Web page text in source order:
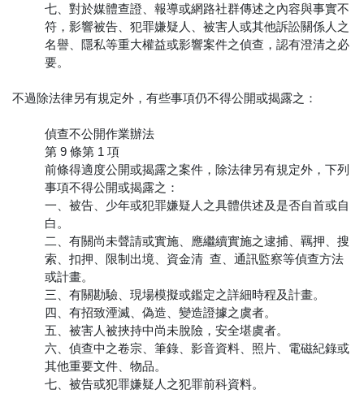
七、對於媒體查證、報導或網路社群傳述之內容與事實不
符，影響被告、犯罪嫌疑人、被害人或其他訴訟關係人之
名譽、隱私等重大權益或影響案件之偵查，認有澄清之必
要。
不過除法律另有規定外，有些事項仍不得公開或揭露之：
偵查不公開作業辦法
第 9 條第 1 項
前條得適度公開或揭露之案件，除法律另有規定外，下列
事項不得公開或揭露之：
一、被告、少年或犯罪嫌疑人之具體供述及是否自首或自
白。
二、有關尚未聲請或實施、應繼續實施之逮捕、羈押、搜
索、扣押、限制出境、資金清 查、通訊監察等偵查方法
或計畫。
三、有關勘驗、現場模擬或鑑定之詳細時程及計畫。
四、有招致湮滅、偽造、變造證據之虞者。
五、被害人被挾持中尚未脫險，安全堪虞者。
六、偵查中之卷宗、筆錄、影音資料、照片、電磁紀錄或
其他重要文件、物品。
七、被告或犯罪嫌疑人之犯罪前科資料。